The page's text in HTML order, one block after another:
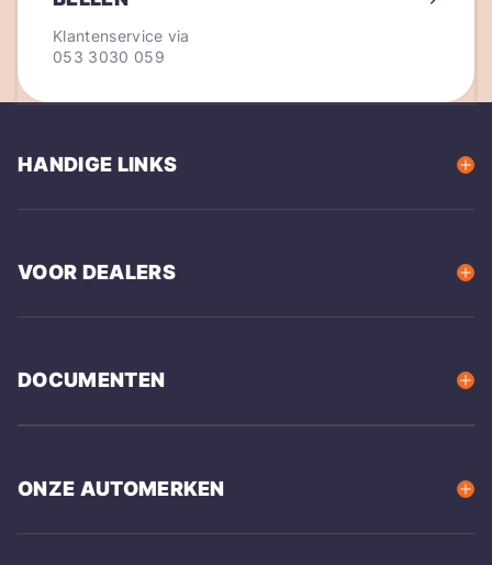
Klantenservice via
053 3030 059
HANDIGE LINKS
VOOR DEALERS
DOCUMENTEN
ONZE AUTOMERKEN